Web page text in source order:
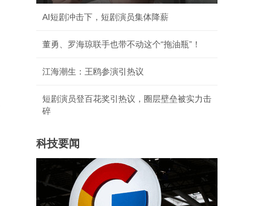
AI短剧冲击下，短剧演员集体降薪
董勇、罗海琼联手也带不动这个“拖油瓶”！
江海潮生：王鸥参演引热议
短剧演员登百花奖引热议，圈层壁垒被实力击
碎
科技要闻